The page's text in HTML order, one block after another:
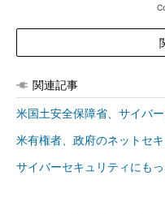
関連記事
米国土安全保障省、サイバ
米有権者、政府のネットセ
サイバーセキュリティにも